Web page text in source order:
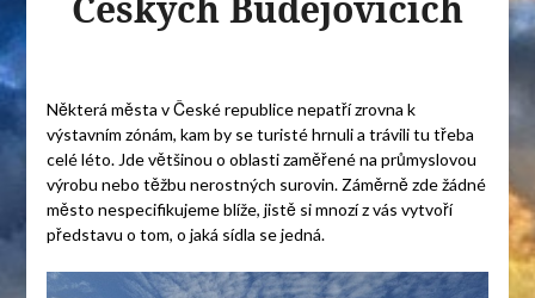
Některá města v České republice nepatří zrovna k
výstavním zónám, kam by se turisté hrnuli a trávili tu třeba
celé léto. Jde většinou o oblasti zaměřené na průmyslovou
výrobu nebo těžbu nerostných surovin. Záměrně zde žádné
město nespecifikujeme blíže, jistě si mnozí z vás vytvoří
představu o tom, o jaká sídla se jedná.